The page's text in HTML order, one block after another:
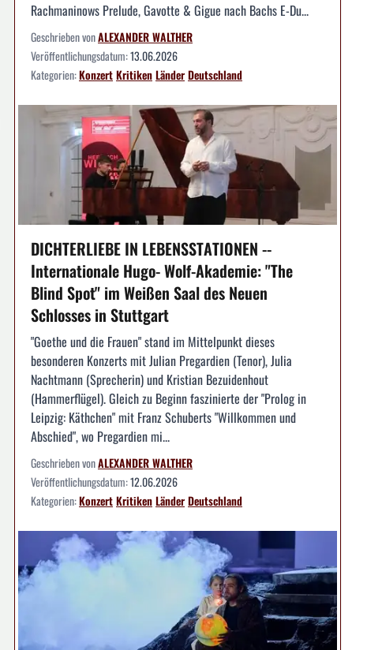
Rachmaninows Prelude, Gavotte & Gigue nach Bachs E-Du...
Geschrieben vonALEXANDER WALTHER
Veröffentlichungsdatum:13.06.2026
Kategorien:KonzertKritikenLänderDeutschland
DICHTERLIEBE IN LEBENSSTATIONEN --
Internationale Hugo- Wolf-Akademie: "The
Blind Spot" im Weißen Saal des Neuen
Schlosses in Stuttgart
"Goethe und die Frauen" stand im Mittelpunkt dieses
besonderen Konzerts mit Julian Pregardien (Tenor), Julia
Nachtmann (Sprecherin) und Kristian Bezuidenhout
(Hammerflügel). Gleich zu Beginn faszinierte der "Prolog in
Leipzig: Käthchen" mit Franz Schuberts "Willkommen und
Abschied", wo Pregardien mi...
Geschrieben vonALEXANDER WALTHER
Veröffentlichungsdatum:12.06.2026
Kategorien:KonzertKritikenLänderDeutschland